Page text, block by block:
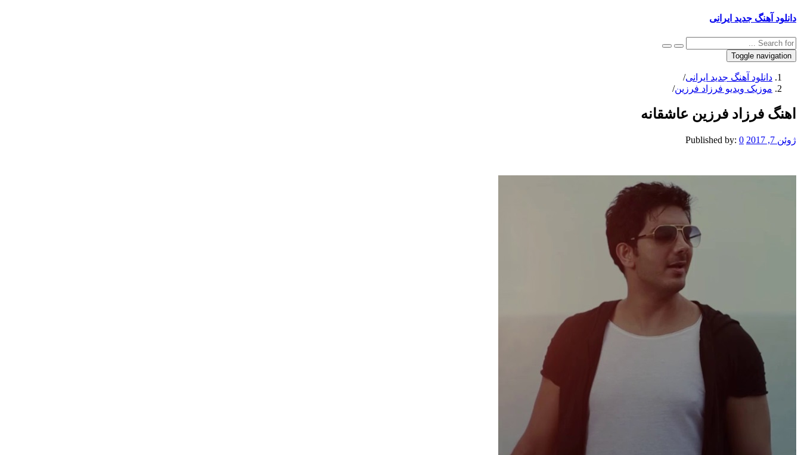
دانلود آهنگ جدید ایرانی
Toggle navigation
دانلود آهنگ جدید ایرانی/
موزیک ویدیو فرزاد فرزین/
اهنگ فرزاد فرزین عاشقانه
ژوئن 7, 2017 Published by: 0